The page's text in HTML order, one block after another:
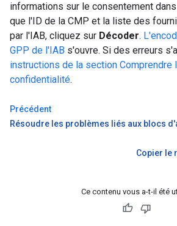
informations sur le consentement
que l'ID de la CMP et la liste des
par l'IAB, cliquez sur Décoder.
GPP de l'IAB s'ouvre. Si des erreurs
instructions de la section
confidentialité.
Précédent
Résoudre les problèmes liés aux blocs
Copier le
Ce contenu vous a-t-il été